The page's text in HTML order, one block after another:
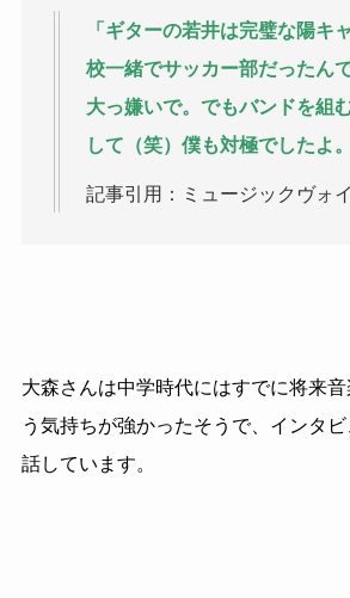
「ギターの若井は完璧な陽キ
校一緒でサッカー部だったん
大っ嫌いで。でもバンドを組
して（笑）僕も対極でしたよ。
記事引用：ミュージックヴォ
大森さんは中学時代にはすでに将来
う気持ちが強かったそうで、インタ
話しています。